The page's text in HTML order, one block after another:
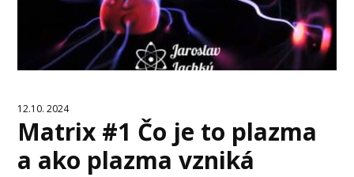
12.10. 2024
Matrix #1 Čo je to plazma
a ako plazma vzniká